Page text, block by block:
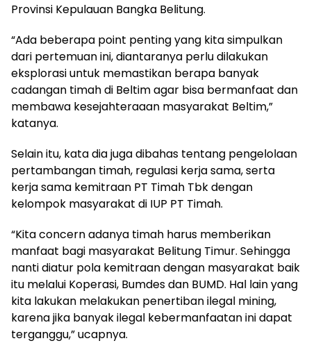
Provinsi Kepulauan Bangka Belitung.
“Ada beberapa point penting yang kita simpulkan
dari pertemuan ini, diantaranya perlu dilakukan
eksplorasi untuk memastikan berapa banyak
cadangan timah di Beltim agar bisa bermanfaat dan
membawa kesejahteraaan masyarakat Beltim,”
katanya.
Selain itu, kata dia juga dibahas tentang pengelolaan
pertambangan timah, regulasi kerja sama, serta
kerja sama kemitraan PT Timah Tbk dengan
kelompok masyarakat di IUP PT Timah.
“Kita concern adanya timah harus memberikan
manfaat bagi masyarakat Belitung Timur. Sehingga
nanti diatur pola kemitraan dengan masyarakat baik
itu melalui Koperasi, Bumdes dan BUMD. Hal lain yang
kita lakukan melakukan penertiban ilegal mining,
karena jika banyak ilegal kebermanfaatan ini dapat
terganggu,” ucapnya.